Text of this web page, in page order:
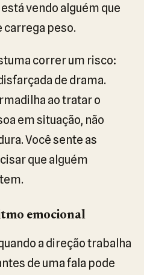
vendo alguém que
carrega peso.
correr um risco:
de drama.
ao tratar o
em situação, não
Você sente as
que alguém
emocional
a direção trabalha
de uma fala pode